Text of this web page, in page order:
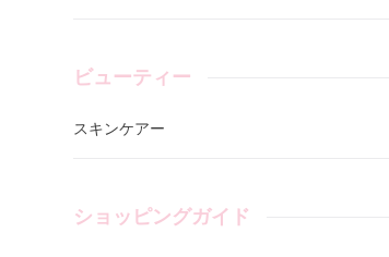
ビューティー
スキンケアー
ショッピングガイド